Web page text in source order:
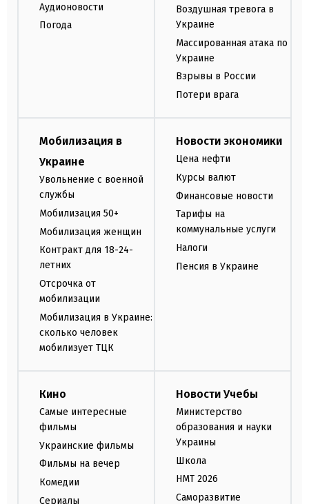
Аудионовости
Погода
Воздушная тревога в
Украине
Массированная атака по
Украине
Взрывы в России
Потери врага
Мобилизация в
Украине
Увольнение с военной
службы
Мобилизация 50+
Мобилизация женщин
Контракт для 18-24-
летних
Отсрочка от
мобилизации
Мобилизация в Украине:
сколько человек
мобилизует ТЦК
Новости экономики
Цена нефти
Курсы валют
Финансовые новости
Тарифы на
коммунальные услуги
Налоги
Пенсия в Украине
Кино
Самые интересные
фильмы
Украинские фильмы
Фильмы на вечер
Комедии
Сериалы
Новости Учебы
Министерство
образования и науки
Украины
Школа
НМТ 2026
Саморазвитие